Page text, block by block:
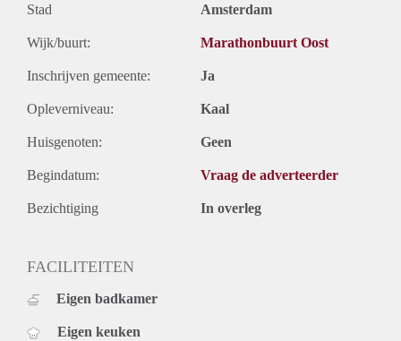
Stad Amsterdam
Wijk/buurt: Marathonbuurt Oost
Inschrijven gemeente: Ja
Opleverniveau: Kaal
Huisgenoten: Geen
Begindatum: Vraag de adverteerder
Bezichtiging In overleg
FACILITEITEN
Eigen badkamer
Eigen keuken